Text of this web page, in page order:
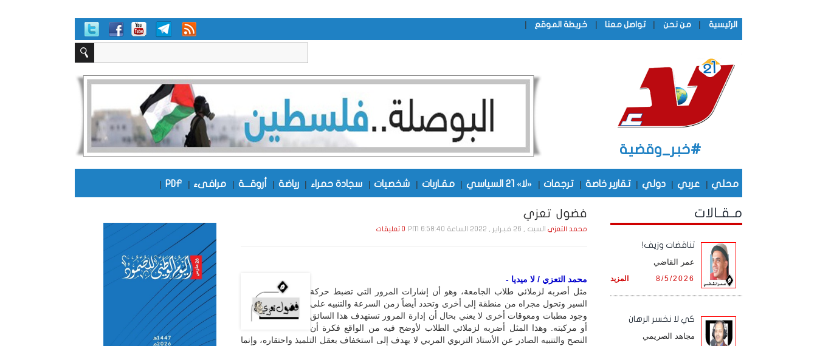
الرئيسية | من نحن | تواصل معنا | خريطة الموقع |
#خبر_وقضية
محلي | عربي | دولي | تقارير خاصة | ترجمات | «لا» 21 السياسي | مقـاربات | شخصيات | سجادة حمراء | رياضة | أروقـــة | مرافىء |
PDF
|
فضول تعزي
محمد التعزيالسبت , 26 فـبـرايـر , 2022 الساعة 6:58:40 PM 0 تعليقات
محمد التعزي / لا ميديا -
مثل أضربه لزملائي طلاب الجامعة، وهو أن إشارات المرور التي تضبط حركة
السير وتحول مجراه من منطقة إلى أخرى وتحدد أيضاً زمن السرعة والتنبيه على
وجود مطبات ومعوقات أخرى لا يعني بحال أن إدارة المرور تستهدف هذا السائق
أو مركبته. وهذا المثل أضربه لزملائي الطلاب لأوضح فيه من الواقع فكرة أن
النصح والتنبيه الصادر عن الأستاذ التربوي المربي لا يهدف إلى استخفاف بعقل التلميذ واحتقاره، وإنما
مـقـالات
تناقضات وزيف!
عمر القاضي
المزيد 8/5/2026
كي لا نخسر الرهان
مجاهد الصريمي